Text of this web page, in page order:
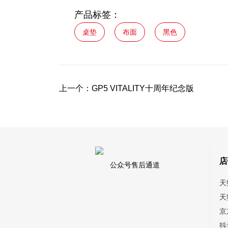
产品标签：
桌垫 布面 黑色
上一个： GP5 VITALITY十周年纪念版
公众号售后通道
京
抖